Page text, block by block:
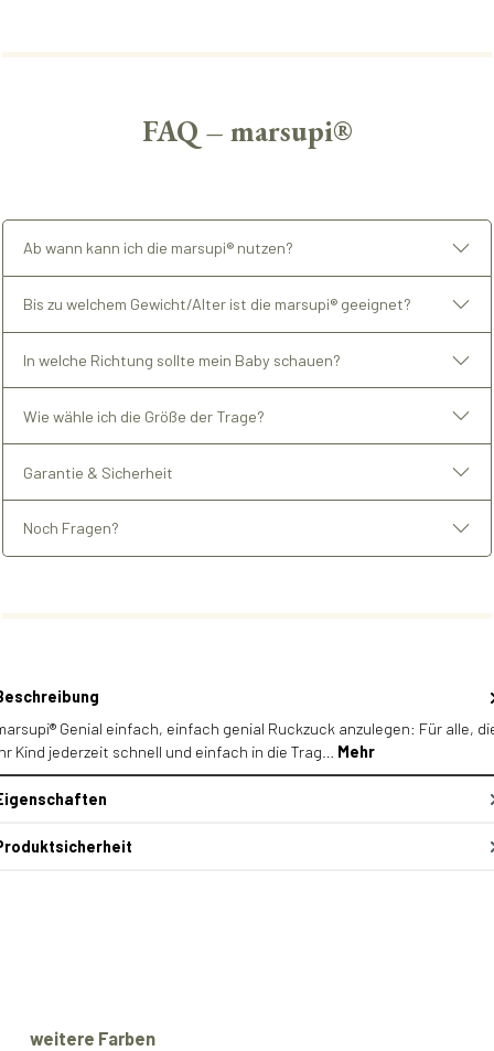
FAQ – marsupi®
Ab wann kann ich die marsupi® nutzen?
Bis zu welchem Gewicht/Alter ist die marsupi® geeignet?
In welche Richtung sollte mein Baby schauen?
Wie wähle ich die Größe der Trage?
Garantie & Sicherheit
Noch Fragen?
Genial einfach, einfach genial Ruckzuck anzulegen: Für alle,
Kind jederzeit schnell und einfach in die Trag… Mehr
Produktgalerie überspringen
weitere Farben